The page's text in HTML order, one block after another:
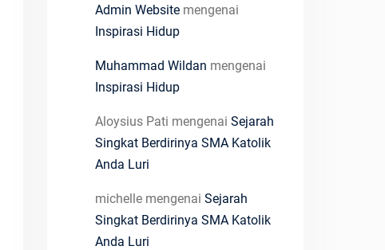
Admin Website mengenai
Inspirasi Hidup
Muhammad Wildan mengenai
Inspirasi Hidup
Aloysius Pati mengenai Sejarah
Singkat Berdirinya SMA Katolik
Anda Luri
michelle mengenai Sejarah
Singkat Berdirinya SMA Katolik
Anda Luri